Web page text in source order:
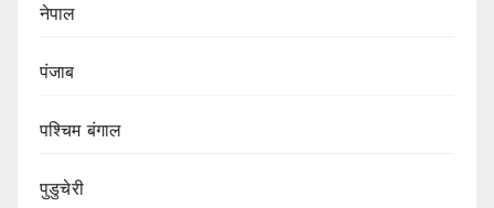
नेपाल
पंजाब
पश्चिम बंगाल
पुडुचेरी